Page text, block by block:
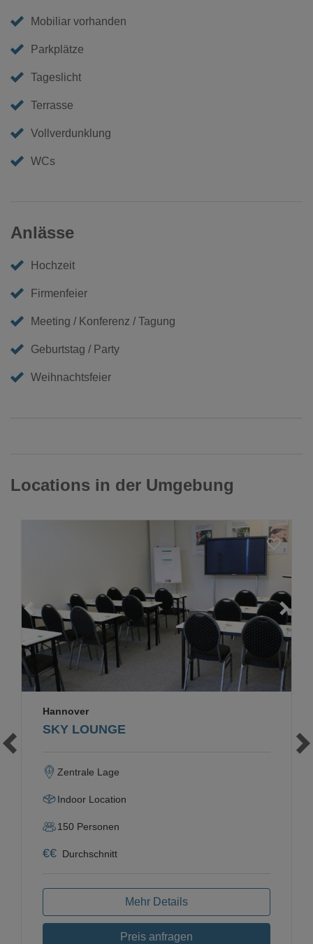
Mobiliar vorhanden
Parkplätze
Tageslicht
Terrasse
Vollverdunklung
WCs
Anlässe
Hochzeit
Firmenfeier
Meeting / Konferenz / Tagung
Geburtstag / Party
Weihnachtsfeier
Locations in der Umgebung
Loading...
SKY LOUNGE
Hannover
Zentrale Lage
Indoor Location
150 Personen
€€ Durchschnitt
Mehr Details
Preis anfragen